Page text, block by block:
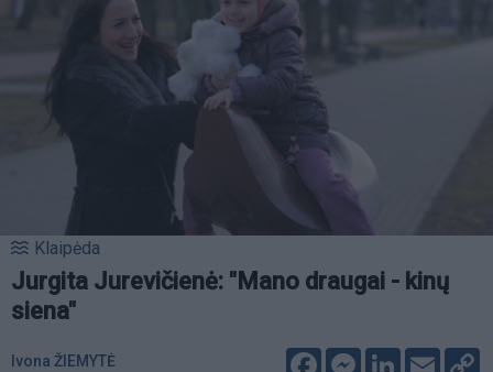
Klaipėda
Jurgita Jurevičienė: "Mano draugai - kinų
siena"
Ivona ŽIEMYTĖ
FacebookMessenger
LinkedIn
Email